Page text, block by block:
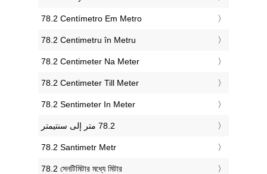
‎78.2 Centímetro Em Metro
‎78.2 Centimetru în Metru
‎78.2 Centimeter Na Meter
‎78.2 Centimeter Till Meter
‎78.2 Sentimeter In Meter
‎78.2 Santimetr Metr
‎78.2 সেনটিমিটার মধ্যে মিটার